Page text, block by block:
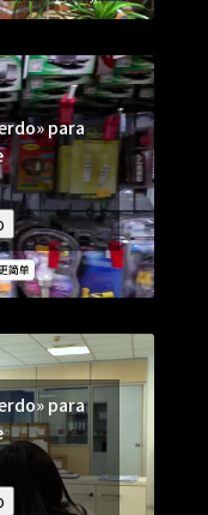
para
para